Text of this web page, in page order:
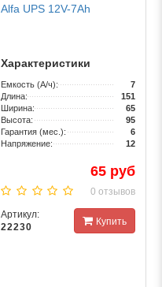
Alfa UPS 12V-7Ah
Характеристики
Емкость (А/ч):
7
Длина:
151
Ширина:
65
Высота:
95
Гарантия (мес.):
6
Напряжение:
12
65 руб
0 отзывов
Артикул:
22230
Купить